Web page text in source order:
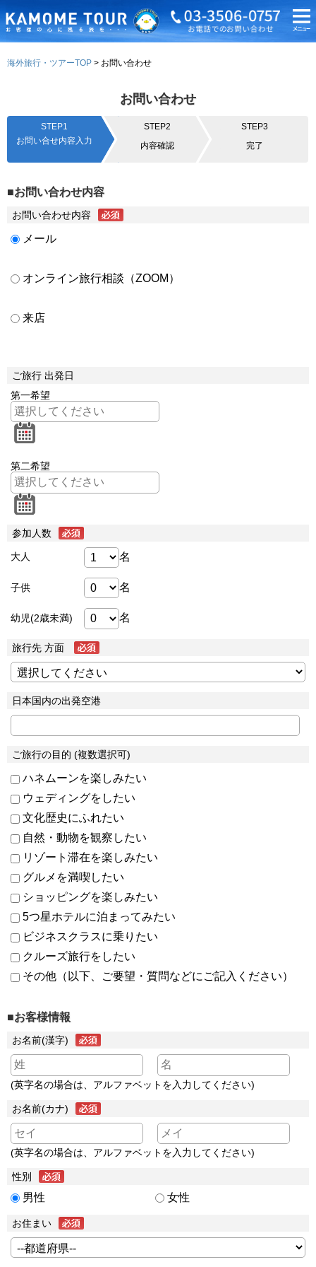
海外旅行・ツアーTOP お問い合わせ
お問い合わせ
STEP1
お問い合せ内容入力
STEP2
内容確認
STEP3
完了
■お問い合わせ内容
お問い合わせ内容
メール
オンライン旅行相談（ZOOM）
来店
ご旅行 出発日
第一希望
第二希望
参加人数
大人 名
子供 名
幼児(2歳未満) 名
旅行先 方面
日本国内の出発空港
ご旅行の目的 (複数選択可)
ハネムーンを楽しみたい
ウェディングをしたい
文化歴史にふれたい
自然・動物を観察したい
リゾート滞在を楽しみたい
グルメを満喫したい
ショッピングを楽しみたい
5つ星ホテルに泊まってみたい
ビジネスクラスに乗りたい
クルーズ旅行をしたい
その他（以下、ご要望・質問などにご記入ください）
■お客様情報
お名前(漢字)
(英字名の場合は、アルファベットを入力してください)
お名前(カナ)
(英字名の場合は、アルファベットを入力してください)
性別
男性 女性
お住まい